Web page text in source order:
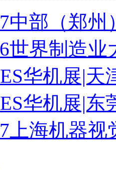
中部（郑
世界制造
华机展|天
华机展|东
上海机器